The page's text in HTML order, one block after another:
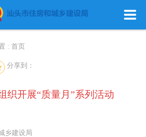
: 首页
分享到：
织开展“质量月”系列活动
乡建设局